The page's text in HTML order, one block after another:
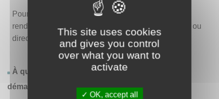
This site uses cookies
and gives you control
over what you want to
activate
OK, accept all
Pour consulter la liste des démarches disponibles,
rendez-vous dans le menu « Liste des démarches » ou
directement en page d’accueil.
À quoi correspond la rubrique « Effectuer une
démarche » ?